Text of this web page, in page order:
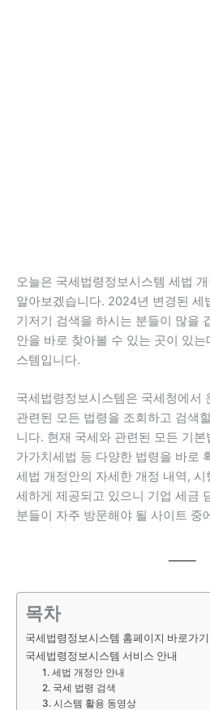
오늘은 국세법령정보시스템 세법
알아보겠습니다. 2024년 변경된 세
기저기 검색을 하시는 분들이 많을
안을 바로 찾아볼 수 있는 곳이 있
스템입니다.
국세법령정보시스템은 국세청에서
관련된 모든 법령을 조회하고 검색
니다. 현재 국세와 관련된 모든 기
가가치세법 등 다양한 법령을 바로
세법 개정안의 자세한 개정 내역,
세하게 제공되고 있으니 기업 세금
분들이 자주 방문해야 될 사이트 중
목차
국세법령정보시스템 홈페이지 바로가기
국세법령정보시스템 서비스 안내
1. 세법 개정안 안내
2. 국세 법령 검색
3. 시스템 활용 동영상